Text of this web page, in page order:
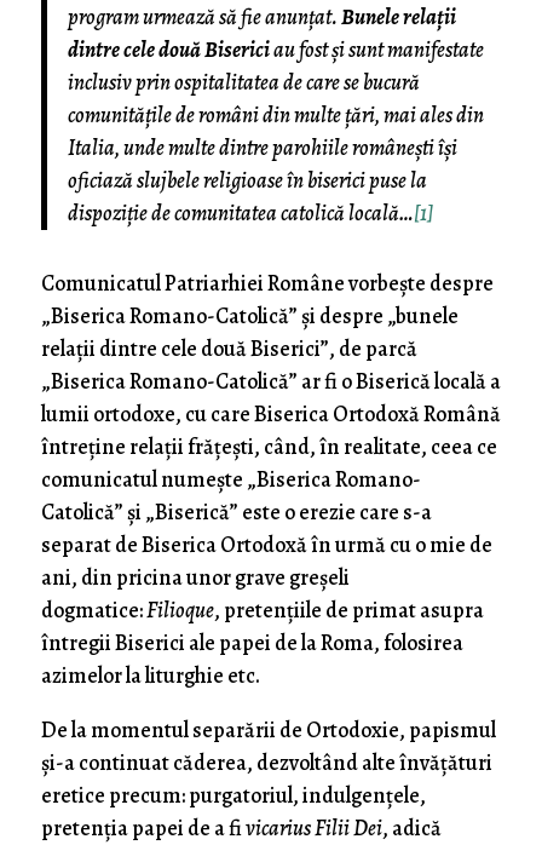
program urmează să fie anunţat.Bunele relaţii
dintre cele două Bisericiau fost şi sunt manifestate
inclusiv prin ospitalitatea de care se bucură
comunităţile de români din multe ţări, mai ales din
Italia, unde multe dintre parohiile româneşti îşi
oficiază slujbele religioase în biserici puse la
dispoziţie de comunitatea catolică locală…[1]
Comunicatul Patriarhiei Române vorbește despre
„Biserica Romano-Catolică” și despre „bunele
relații dintre cele două Biserici”, de parcă
„Biserica Romano-Catolică” ar fi o Biserică locală a
lumii ortodoxe, cu care Biserica Ortodoxă Română
întreține relații frățești, când, în realitate, ceea ce
comunicatul numește „Biserica Romano-
Catolică” și „Biserică” este o erezie care s-a
separat de Biserica Ortodoxă în urmă cu o mie de
ani, din pricina unor grave greșeli
dogmatice:Filioque, pretențiile de primat asupra
întregii Biserici ale papei de la Roma, folosirea
azimelor la liturghie etc.
De la momentul separării de Ortodoxie, papismul
și-a continuat căderea, dezvoltând alte învățături
eretice precum: purgatoriul, indulgențele,
pretenția papei de a fivicarius Filii Dei, adică